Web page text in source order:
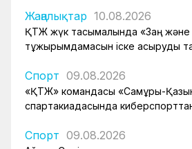
Жаңалықтар 10.08.2026
ҚТЖ жүк тасымалында «Заң және
тұжырымдамасын іске асыруды
Спорт 09.08.2026
«ҚТЖ» командасы «Самұрық-
спартакиадасында
Спорт 09.08.2026